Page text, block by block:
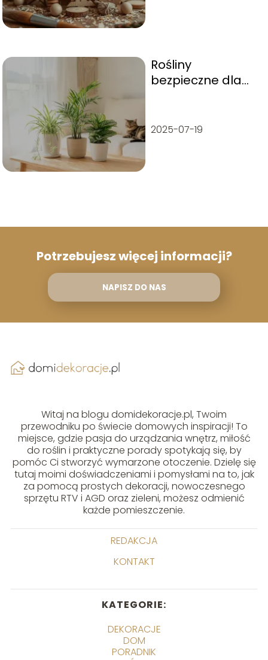
Rośliny
bezpieczne dla
domu
2025-07-19
Potrzebujesz więcej informacji?
NAPISZ DO NAS
Witaj na blogu domidekoracje.pl, Twoim
przewodniku po świecie domowych inspiracji! To
miejsce, gdzie pasja do urządzania wnętrz, miłość
do roślin i praktyczne porady spotykają się, by
pomóc Ci stworzyć wymarzone otoczenie. Dzielę się
tutaj moimi doświadczeniami i pomysłami na to, jak
za pomocą prostych dekoracji, nowoczesnego
sprzętu RTV i AGD oraz zieleni, możesz odmienić
każde pomieszczenie.
REDAKCJA
KONTAKT
KATEGORIE:
DEKORACJE
DOM
PORADNIK